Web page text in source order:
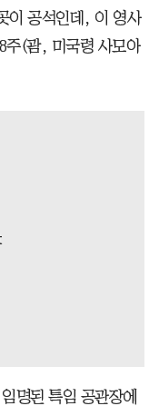
이 공석인데, 이 영사
주(괌, 미국령 사모아
명된 특임 공관장에